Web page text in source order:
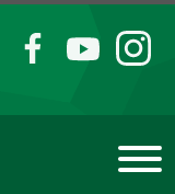
FB YT IG